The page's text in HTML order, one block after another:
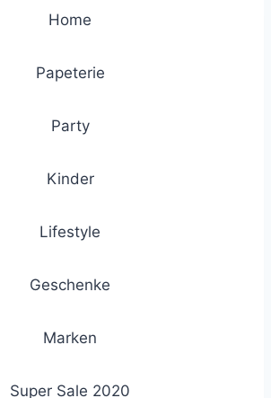
Home
Papeterie
Party
Kinder
Lifestyle
Geschenke
Marken
Super Sale 2020